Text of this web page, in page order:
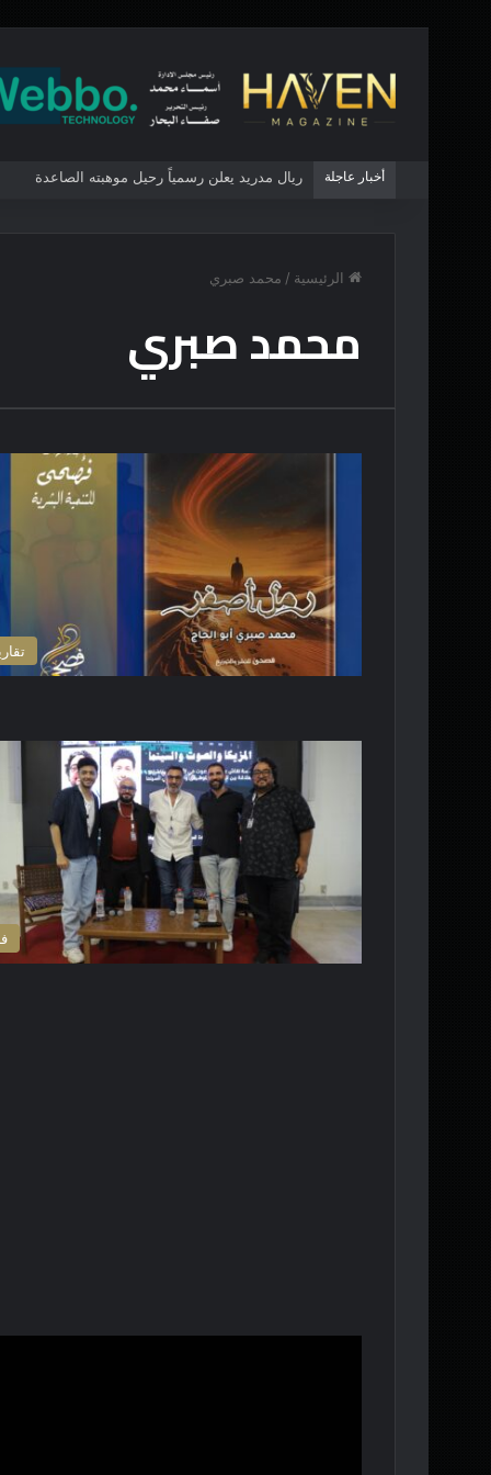
أخبار عاجلة ريال مدريد يعلن رسمياً رحيل موهبته الصاعدة
الرئيسية / محمد صبري
محمد صبري